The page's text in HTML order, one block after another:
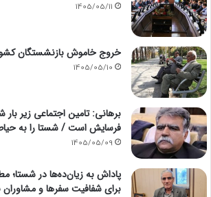
1405/05/11
خروج خاموش بازنشستگان
1405/05/10
برهانی: تامین اجتماعی زیر
فرسایش است / شستا را به
1405/05/09
پاداش به زیان‌ده‌ها در شستا؛
برای شفافیت سفرها و مشاوران